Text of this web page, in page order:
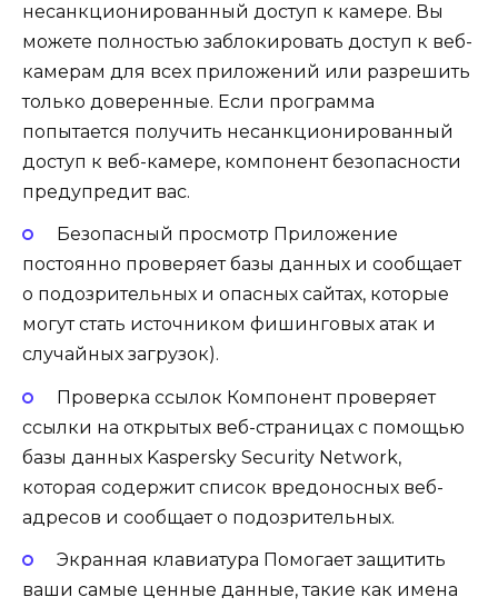
несанкционированный доступ к камере. Вы
можете полностью заблокировать доступ к веб-
камерам для всех приложений или разрешить
только доверенные. Если программа
попытается получить несанкционированный
доступ к веб-камере, компонент безопасности
предупредит вас.
Безопасный просмотр Приложение
постоянно проверяет базы данных и сообщает
о подозрительных и опасных сайтах, которые
могут стать источником фишинговых атак и
случайных загрузок).
Проверка ссылок Компонент проверяет
ссылки на открытых веб-страницах с помощью
базы данных Kaspersky Security Network,
которая содержит список вредоносных веб-
адресов и сообщает о подозрительных.
Экранная клавиатура Помогает защитить
ваши самые ценные данные, такие как имена